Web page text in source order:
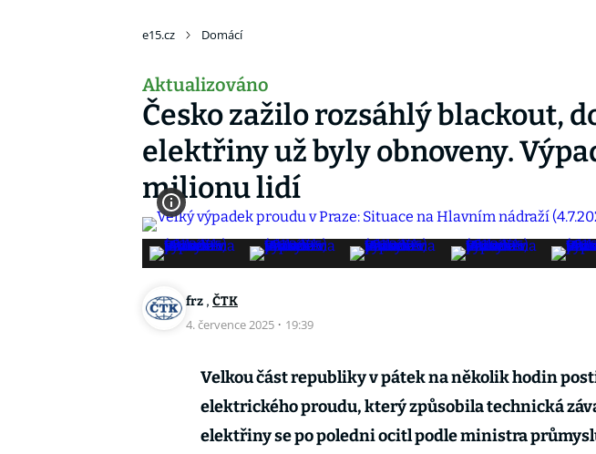
e15.cz Domácí
Aktualizováno
Česko zažilo rozsáhlý blackout,
elektřiny už byly obnoveny.
milionu lidí
frz , ČTK
4. července 2025 · 19:39
Velkou část republiky v pátek na několik hodin
elektrického proudu, který způsobila technická
elektřiny se po poledni ocitl podle ministra